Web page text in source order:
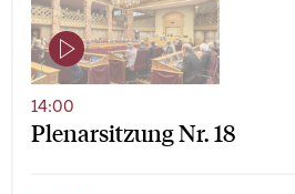
Plenarsitzung Nr. 18
14:00